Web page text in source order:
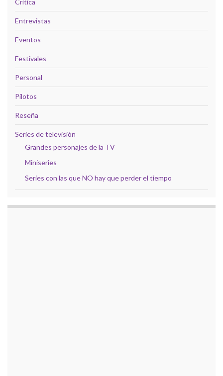
Crítica
Entrevistas
Eventos
Festivales
Personal
Pilotos
Reseña
Series de televisión
Grandes personajes de la TV
Miniseries
Series con las que NO hay que perder el tiempo